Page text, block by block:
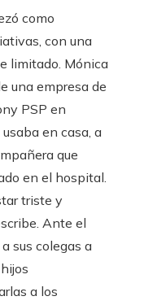
como
con una
limitado. Mónica
una empresa de
PSP en
en casa, a
que
en el hospital.
triste y
Ante el
sus colegas a
a los